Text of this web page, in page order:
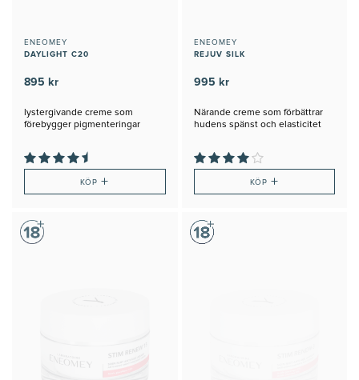
ENEOMEY
DAYLIGHT C20
895 kr
lystergivande creme som
förebygger pigmenteringar
KÖP+
ENEOMEY
REJUV SILK
995 kr
Närande creme som förbättrar
hudens spänst och elasticitet
KÖP +